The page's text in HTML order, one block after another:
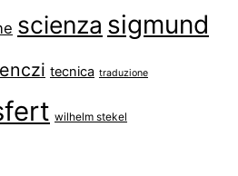
scienza sigmund
tecnica traduzione
wilhelm stekel